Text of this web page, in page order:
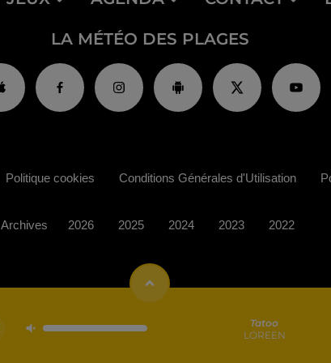
LA MÉTÉO DES PLAGES
Tatoo
LOREEN
Politique cookies Conditions Générales d'Utilisation
Archives 2026 2025 2024 2023 2022